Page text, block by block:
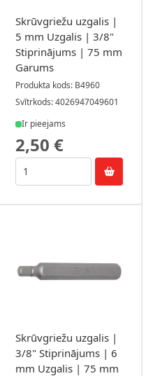
Skrūvgriežu uzgalis |
5 mm Uzgalis | 3/8"
Stiprinājums | 75 mm
Garums
Produkta kods: B4960
Svītrkods: 4026947049601
Ir pieejams
2,50 €
Skrūvgriežu uzgalis |
3/8" Stiprinājums | 6
mm Uzgalis | 75 mm